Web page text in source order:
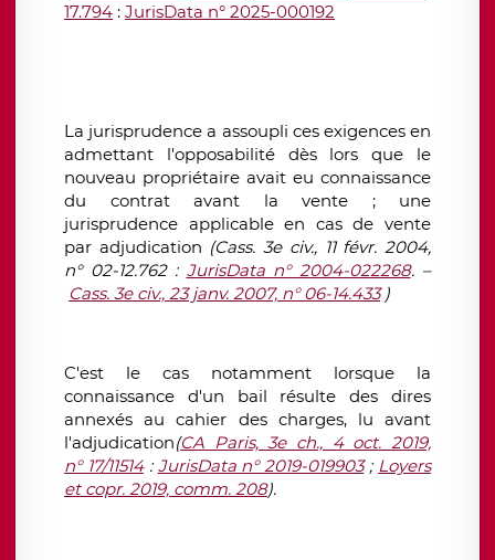
17.794 : JurisData n° 2025-000192
La jurisprudence a assoupli ces exigences en
admettant l'opposabilité dès lors que le
nouveau propriétaire avait eu connaissance
du contrat avant la vente ; une
jurisprudence applicable en cas de vente
par adjudication (Cass. 3e civ., 11 févr. 2004,
n° 02-12.762 : JurisData n° 2004-022268. –
Cass. 3e civ., 23 janv. 2007, n° 06-14.433)
C'est le cas notamment lorsque la
connaissance d'un bail résulte des dires
annexés au cahier des charges, lu avant
l'adjudication(CA Paris, 3e ch., 4 oct. 2019,
n° 17/11514:JurisData n° 2019-019903; Loyers
et copr. 2019, comm. 208).